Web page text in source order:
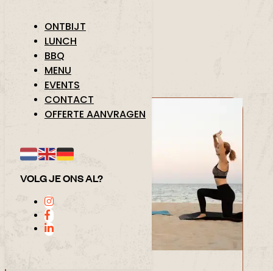
ONTBIJT
LUNCH
BBQ
MENU
EVENTS
CONTACT
OFFERTE AANVRAGEN
VOLG JE ONS AL?
1250+ KLANTBEOORDELINGEN 9.5 / 10